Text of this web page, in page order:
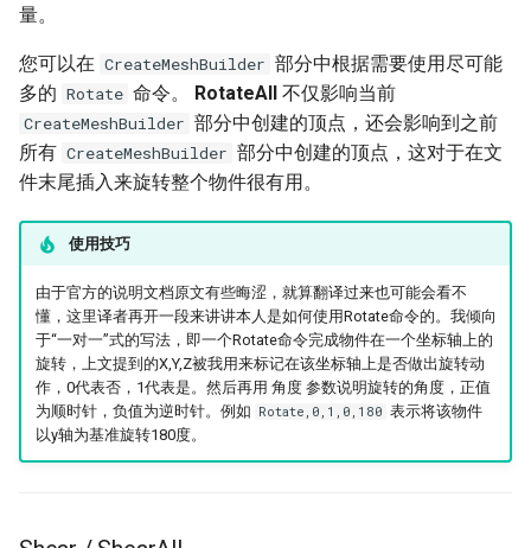
量。
您可以在 CreateMeshBuilder 部分中根据需要使用尽可能
多的 Rotate 命令。 RotateAll 不仅影响当前
CreateMeshBuilder 部分中创建的顶点，还会影响到之前
所有 CreateMeshBuilder 部分中创建的顶点，这对于在文
件末尾插入来旋转整个物件很有用。
使用技巧
由于官方的说明文档原文有些晦涩，就算翻译过来也可能会看不
懂，这里译者再开一段来讲讲本人是如何使用Rotate命令的。我倾向
于“一对一”式的写法，即一个Rotate命令完成物件在一个坐标轴上的
旋转，上文提到的X,Y,Z被我用来标记在该坐标轴上是否做出旋转动
作，0代表否，1代表是。然后再用 角度 参数说明旋转的角度，正值
为顺时针，负值为逆时针。例如 Rotate,0,1,0,180 表示将该物件
以y轴为基准旋转180度。